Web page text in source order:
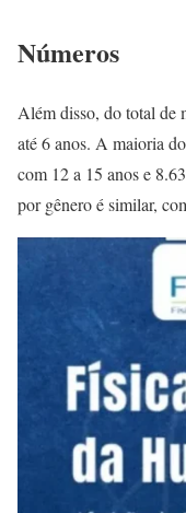
Números
Além disso, do total de
até 6 anos. A maioria
com 12 a 15 anos e
por gênero é similar,